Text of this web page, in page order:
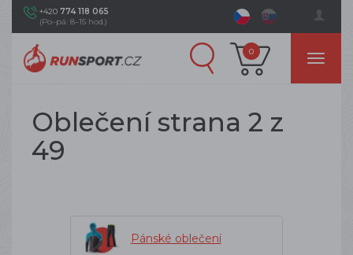
+420 774 118 065
(Po–pá: 8–15 hod.)
0
Oblečení strana 2 z
49
Pánské oblečení